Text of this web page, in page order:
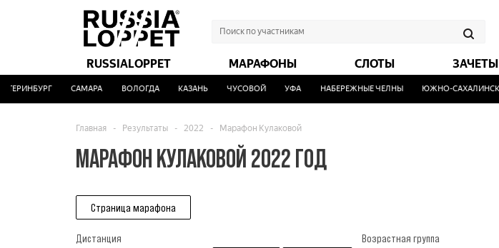
RUSSIALOPPET МАРАФОНЫ СЛОТЫ ЗАЧЕТЫ
САМАРА ВОЛОГДА КАЗАНЬ ЧУСОВОЙ УФА НАБЕРЕЖНЫЕ ЧЕЛНЫ ЮЖНО-САХАЛИНСК
Главная - Результаты - 2022 - Марафон Кулаковой
МАРАФОН КУЛАКОВОЙ 2022 ГОД
Страница марафона
Дистанция Возрастная группа